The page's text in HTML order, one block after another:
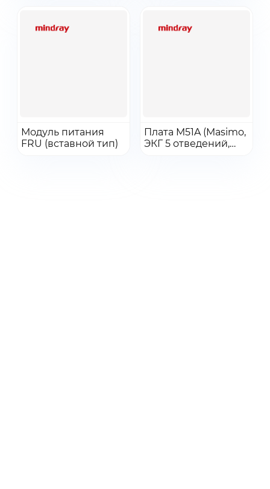
Модуль питания
FRU (вставной тип)
Добавить в заказ
Плата M51A (Masimo,
ЭКГ 5 отведений,
Добавить в заказ
Перейти
персональных данных